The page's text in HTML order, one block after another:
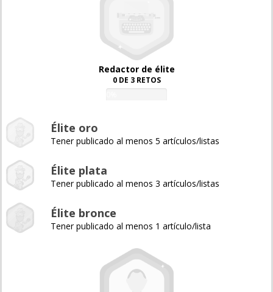
Redactor de élite
0 DE 3 RETOS
Élite oro
Tener publicado al menos 5 artículos/listas
Élite plata
Tener publicado al menos 3 artículos/listas
Élite bronce
Tener publicado al menos 1 artículo/lista